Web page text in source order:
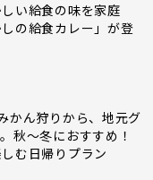
い給食の味を家庭
の給食カレー」が登
かん狩りから、地元グ
秋〜冬におすすめ！
む日帰りプラン